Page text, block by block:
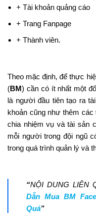
+ Tài khoản quảng cáo
+ Trang Fanpage
+ Thành viên.
Theo mặc định, để thực
(BM) cần có ít nhất một
là người đầu tiên tạo ra
khoản cũng như thêm
chia nhiệm vụ và tài sản
mỗi người trong đội ngũ
trong quá trình quản lý và
“NỘI DUNG LIÊN
Dẫn Mua BM
Quả”